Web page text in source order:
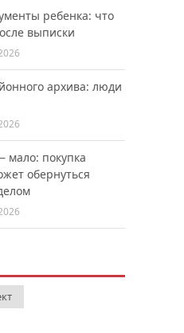
ребенка: что
выписки
архива: люди
покупка
обернуться